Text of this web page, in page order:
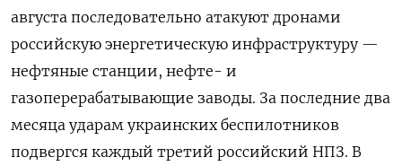
августа последовательно атакуют дронами
российскую энергетическую инфраструктуру —
нефтяные станции, нефте- и
газоперерабатывающие заводы. За последние два
месяца ударам украинских беспилотников
подвергся каждый третий российский НПЗ. В